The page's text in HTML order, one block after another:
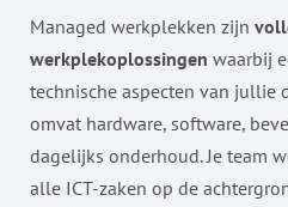
Managed werkplekken zijn
werkplekoplossingen waarbij
technische aspecten van jullie
omvat hardware, software,
dagelijks onderhoud. Je team
alle ICT-zaken op de